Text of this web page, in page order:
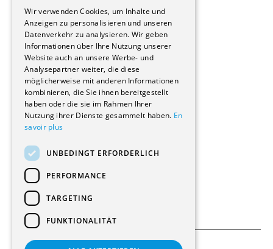
Immobilienverwaltungsgesellschaften
Stockwerkeigentum
Reportagen
Wohnungen
Renovierungen
Innere Umbauten
Gastgewerbe und Tourismus
Verwaltungsgebäude und Geschäfte
Schuleinrichtungen
Medizinische Einrichtungen
Kultur - Sport - Freizeit
Industrie - Handwerk
Transport und Parkplätze
Diverse Bauten
Wir verwenden Cookies, um Inhalte und
Anzeigen zu personalisieren und unseren
Datenverkehr zu analysieren. Wir geben
Informationen über Ihre Nutzung unserer
Website auch an unsere Werbe- und
Analysepartner weiter, die diese
möglicherweise mit anderen Informationen
kombinieren, die Sie ihnen bereitgestellt
haben oder die sie im Rahmen Ihrer
Nutzung ihrer Dienste gesammelt haben. En
savoir plus
UNBEDINGT ERFORDERLICH
PERFORMANCE
TARGETING
FUNKTIONALITÄT